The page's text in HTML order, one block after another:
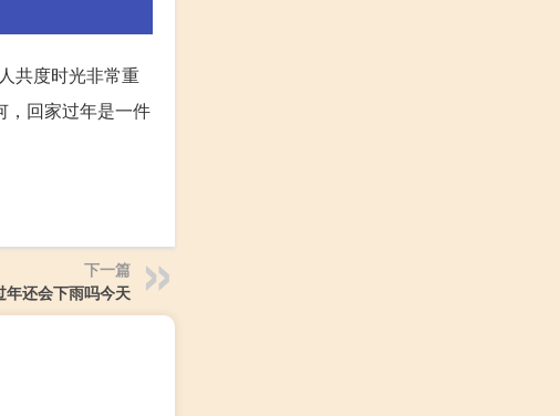
共度时光非常重
，回家过年是一件
下一篇
年还会下雨吗今天